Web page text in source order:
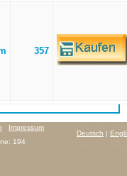
357
Deutsch |
Impressum
194